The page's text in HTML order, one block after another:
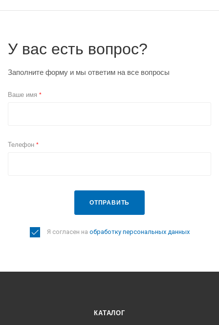
У вас есть вопрос?
Заполните форму и мы ответим на все вопросы
Ваше имя *
Телефон *
ОТПРАВИТЬ
Я согласен на обработку персональных данных
КАТАЛОГ